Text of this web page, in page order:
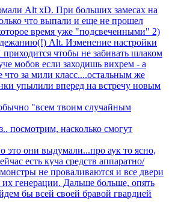
Alt xD. При больших замесах на
что выпали и еще не прошел
время уже "подсвеченными" 2)
Alt. Изменение настройки
чтобы не забивать шлаком
мобов если заходишь вихрем - а
за мили класс....остальным же
упылили вперед на встречу новым
"всем твоим случайным
посмотрим, насколько смогут
это они выдумали...про аук то ясно,
есть куча средств аппаратно/
не проваливаются и все двери
генерации. Дальше больше, опять
бы всей своей бравой гвардией